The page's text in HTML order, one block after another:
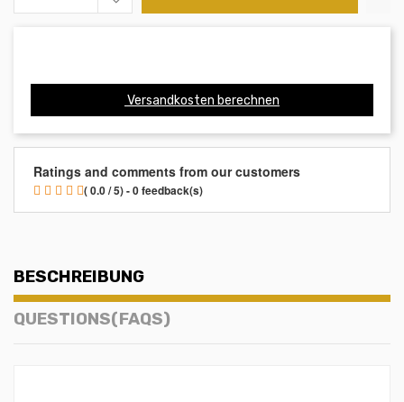
Versandkosten berechnen
Ratings and comments from our customers
( 0.0 / 5) - 0 feedback(s)
BESCHREIBUNG
QUESTIONS(FAQS)